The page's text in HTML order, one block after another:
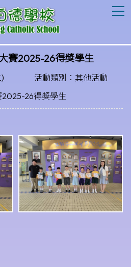
賽2025-26得獎學生
活動類別：其他活動
2025-26得獎學生